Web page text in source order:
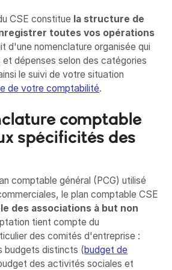
CSE constitue la structure de
toutes vos opérations
d'une nomenclature organisée qui
dépenses selon des catégories
le suivi de votre situation
de votre comptabilité.
comptable
spécificités des
comptable général (PCG) utilisé
le plan comptable CSE
des associations à but non
tient compte du
des comités d'entreprise :
budgets distincts (budget de
des activités sociales et